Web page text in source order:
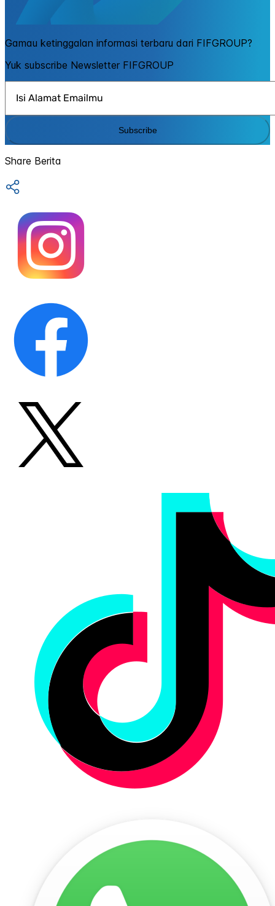
Gamau ketinggalan informasi terbaru dari FIFGROUP?
Yuk subscribe Newsletter FIFGROUP
Subscribe
Share Berita